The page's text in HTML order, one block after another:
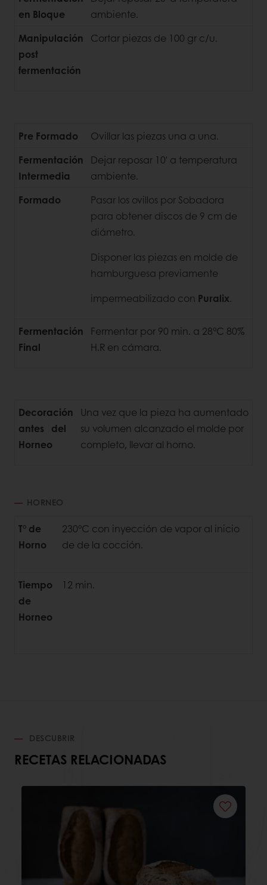
en Bloque
ambiente.
Manipulación
post
fermentación
Cortar piezas de 100 gr c/u.
Pre Formado
Ovillar las piezas una a una.
Fermentación
Intermedia
Dejar reposar 10' a temperatura
ambiente.
Formado
Pasar los ovillos por Sobadora
para obtener discos de 9 cm de
diámetro.
Disponer las piezas en molde de
hamburguesa previamente
impermeabilizado con Puralix.
Fermentación
Final
Fermentar por 90 min. a 28°C 80%
H.R en cámara.
Decoración
antes del
Horneo
Una vez que la pieza ha aumentado
su volumen alcanzado el molde por
completo, llevar al horno.
HORNEO
T° de
Horno
230°C con inyección de vapor al inicio
de de la cocción.
Tiempo
de
Horneo
12 min.
DESCUBRIR
RECETAS RELACIONADAS